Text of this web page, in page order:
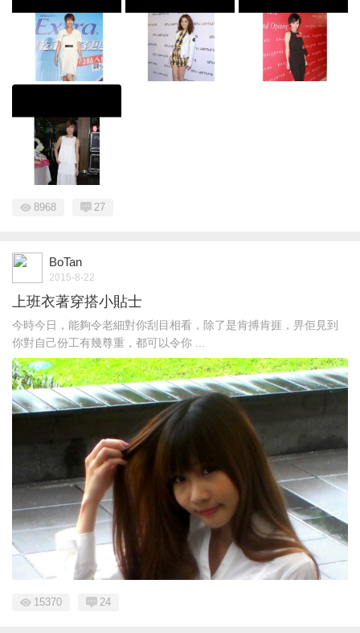
8968 27
BoTan
2015-8-22
上班衣著穿搭小貼士
今時今日，能夠令老細對你刮目相看，除了是肯搏肯捱，畀佢見到
你對自己份工有幾尊重，都可以令你 ...
15370 24